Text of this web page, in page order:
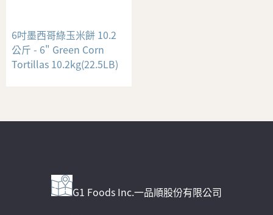
6吋墨西哥綠玉米餅 10.2
公斤 - 6" Green Corn
Tortillas 10.2kg(22.5LB)
G1 Foods Inc.一品順股份有限公司